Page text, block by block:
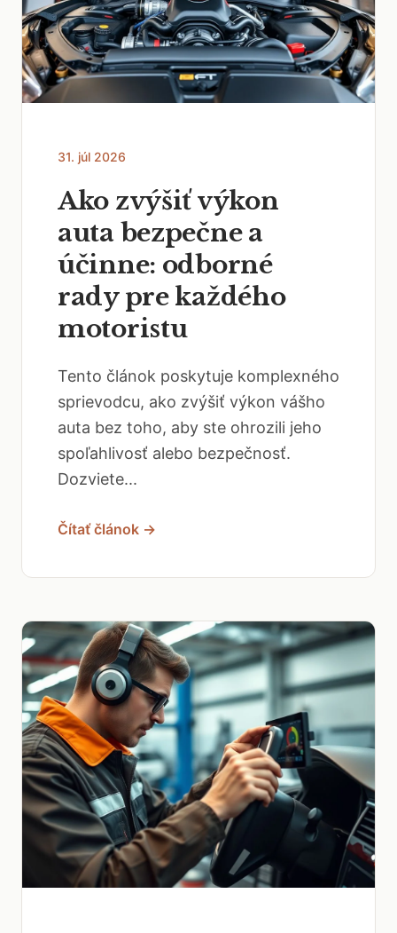
31. júl 2026
Ako zvýšiť výkon
auta bezpečne a
účinne: odborné
rady pre každého
motoristu
Tento článok poskytuje komplexného
sprievodcu, ako zvýšiť výkon vášho
auta bez toho, aby ste ohrozili jeho
spoľahlivosť alebo bezpečnosť.
Dozviete...
Čítať článok →